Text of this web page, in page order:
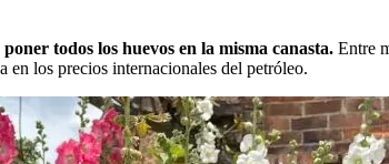
todos los huevos en la misma canasta. Entre
en los precios internacionales del petróleo.